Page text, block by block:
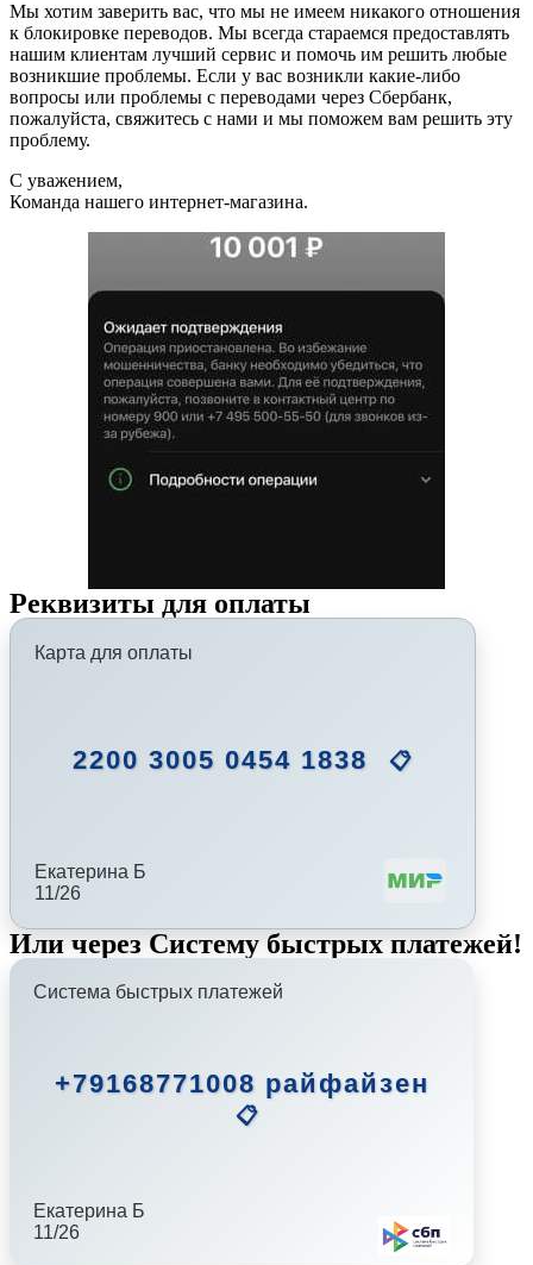
Мы хотим заверить вас, что мы не имеем никакого отношения
к блокировке переводов. Мы всегда стараемся предоставлять
нашим клиентам лучший сервис и помочь им решить любые
возникшие проблемы. Если у вас возникли какие-либо
вопросы или проблемы с переводами через Сбербанк,
пожалуйста, свяжитесь с нами и мы поможем вам решить эту
проблему.
С уважением,
Команда нашего интернет-магазина.
Реквизиты для оплаты
Карта для оплаты
2200 3005 0454 1838 📋
Екатерина Б
11/26
Или через Систему быстрых платежей!
Система быстрых платежей
+79168771008 райфайзен
📋
Екатерина Б
11/26